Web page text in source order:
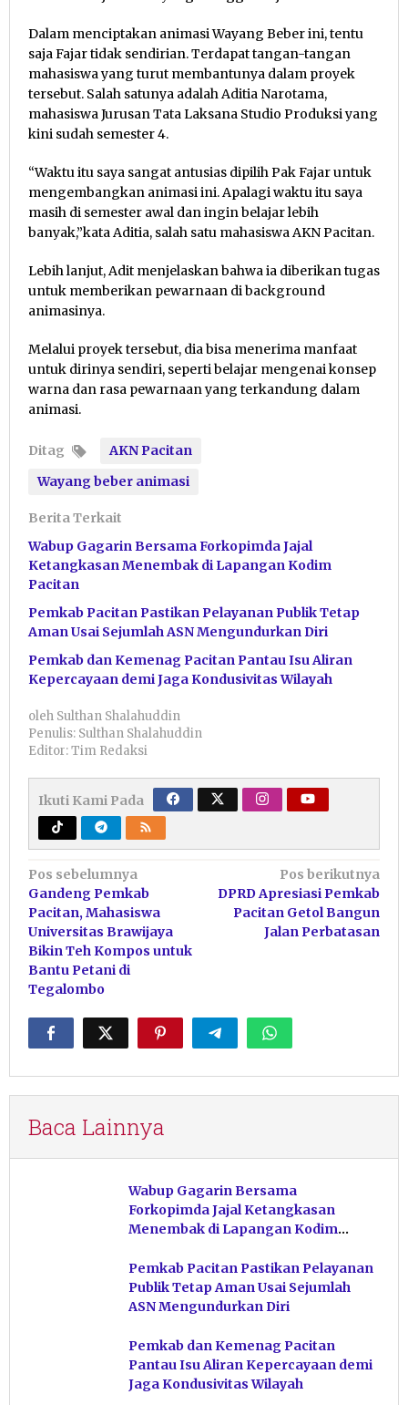
Dalam menciptakan animasi Wayang Beber ini, tentu
saja Fajar tidak sendirian. Terdapat tangan-tangan
mahasiswa yang turut membantunya dalam proyek
tersebut. Salah satunya adalah Aditia Narotama,
mahasiswa Jurusan Tata Laksana Studio Produksi yang
kini sudah semester 4.
“Waktu itu saya sangat antusias dipilih Pak Fajar untuk
mengembangkan animasi ini. Apalagi waktu itu saya
masih di semester awal dan ingin belajar lebih
banyak,”kata Aditia, salah satu mahasiswa AKN Pacitan.
Lebih lanjut, Adit menjelaskan bahwa ia diberikan tugas
untuk memberikan pewarnaan di background
animasinya.
Melalui proyek tersebut, dia bisa menerima manfaat
untuk dirinya sendiri, seperti belajar mengenai konsep
warna dan rasa pewarnaan yang terkandung dalam
animasi.
Ditag
AKN Pacitan
Wayang beber animasi
Berita Terkait
Wabup Gagarin Bersama Forkopimda Jajal
Ketangkasan Menembak di Lapangan Kodim
Pacitan
Pemkab Pacitan Pastikan Pelayanan Publik Tetap
Aman Usai Sejumlah ASN Mengundurkan Diri
Pemkab dan Kemenag Pacitan Pantau Isu Aliran
Kepercayaan demi Jaga Kondusivitas Wilayah
oleh Sulthan Shalahuddin
Penulis: Sulthan Shalahuddin
Editor: Tim Redaksi
Ikuti Kami Pada
Navigasi
pos
Pos sebelumnya
Gandeng Pemkab
Pacitan, Mahasiswa
Universitas Brawijaya
Bikin Teh Kompos untuk
Bantu Petani di
Tegalombo
Pos berikutnya
DPRD Apresiasi Pemkab
Pacitan Getol Bangun
Jalan Perbatasan
Baca Lainnya
Wabup Gagarin Bersama
Forkopimda Jajal Ketangkasan
Menembak di Lapangan Kodim
Pemkab Pacitan Pastikan Pelayanan
Publik Tetap Aman Usai Sejumlah
ASN Mengundurkan Diri
Pemkab dan Kemenag Pacitan
Pantau Isu Aliran Kepercayaan demi
Jaga Kondusivitas Wilayah